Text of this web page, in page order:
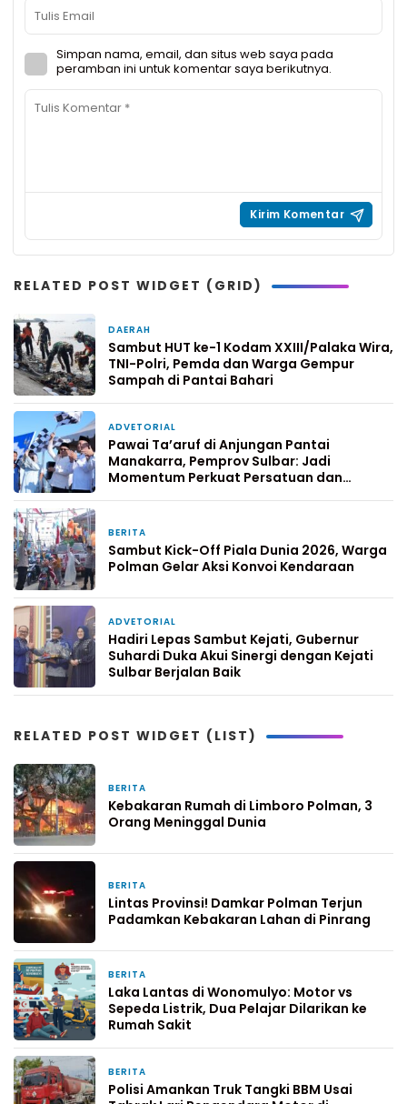
Simpan nama, email, dan situs web saya pada
peramban ini untuk komentar saya berikutnya.
RELATED POST WIDGET (GRID)
DAERAH
Sambut HUT ke-1 Kodam XXIII/Palaka Wira,
TNI-Polri, Pemda dan Warga Gempur
Sampah di Pantai Bahari
ADVETORIAL
Pawai Ta’aruf di Anjungan Pantai
Manakarra, Pemprov Sulbar: Jadi
Momentum Perkuat Persatuan dan
BERITA
Sambut Kick-Off Piala Dunia 2026, Warga
Polman Gelar Aksi Konvoi Kendaraan
ADVETORIAL
Hadiri Lepas Sambut Kejati, Gubernur
Suhardi Duka Akui Sinergi dengan Kejati
Sulbar Berjalan Baik
RELATED POST WIDGET (LIST)
BERITA
Kebakaran Rumah di Limboro Polman, 3
Orang Meninggal Dunia
BERITA
Lintas Provinsi! Damkar Polman Terjun
Padamkan Kebakaran Lahan di Pinrang
BERITA
Laka Lantas di Wonomulyo: Motor vs
Sepeda Listrik, Dua Pelajar Dilarikan ke
Rumah Sakit
BERITA
Polisi Amankan Truk Tangki BBM Usai